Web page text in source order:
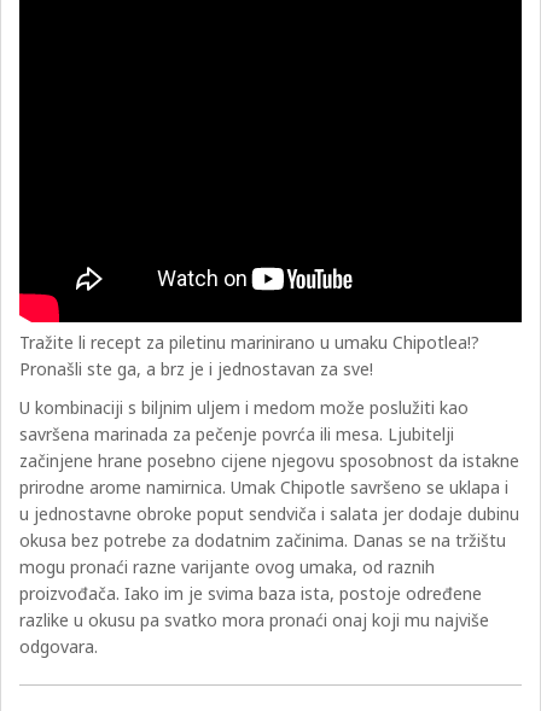
Tražite li recept za piletinu marinirano u umaku Chipotlea!?
Pronašli ste ga, a brz je i jednostavan za sve!
U kombinaciji s biljnim uljem i medom može poslužiti kao
savršena marinada za pečenje povrća ili mesa. Ljubitelji
začinjene hrane posebno cijene njegovu sposobnost da istakne
prirodne arome namirnica. Umak Chipotle savršeno se uklapa i
u jednostavne obroke poput sendviča i salata jer dodaje dubinu
okusa bez potrebe za dodatnim začinima. Danas se na tržištu
mogu pronaći razne varijante ovog umaka, od raznih
proizvođača. Iako im je svima baza ista, postoje određene
razlike u okusu pa svatko mora pronaći onaj koji mu najviše
odgovara.